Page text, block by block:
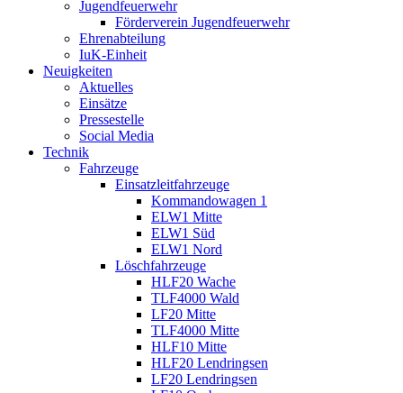
Jugendfeuerwehr
Förderverein Jugendfeuerwehr
Ehrenabteilung
IuK-Einheit
Neuigkeiten
Aktuelles
Einsätze
Pressestelle
Social Media
Technik
Fahrzeuge
Einsatzleitfahrzeuge
Kommandowagen 1
ELW1 Mitte
ELW1 Süd
ELW1 Nord
Löschfahrzeuge
HLF20 Wache
TLF4000 Wald
LF20 Mitte
TLF4000 Mitte
HLF10 Mitte
HLF20 Lendringsen
LF20 Lendringsen